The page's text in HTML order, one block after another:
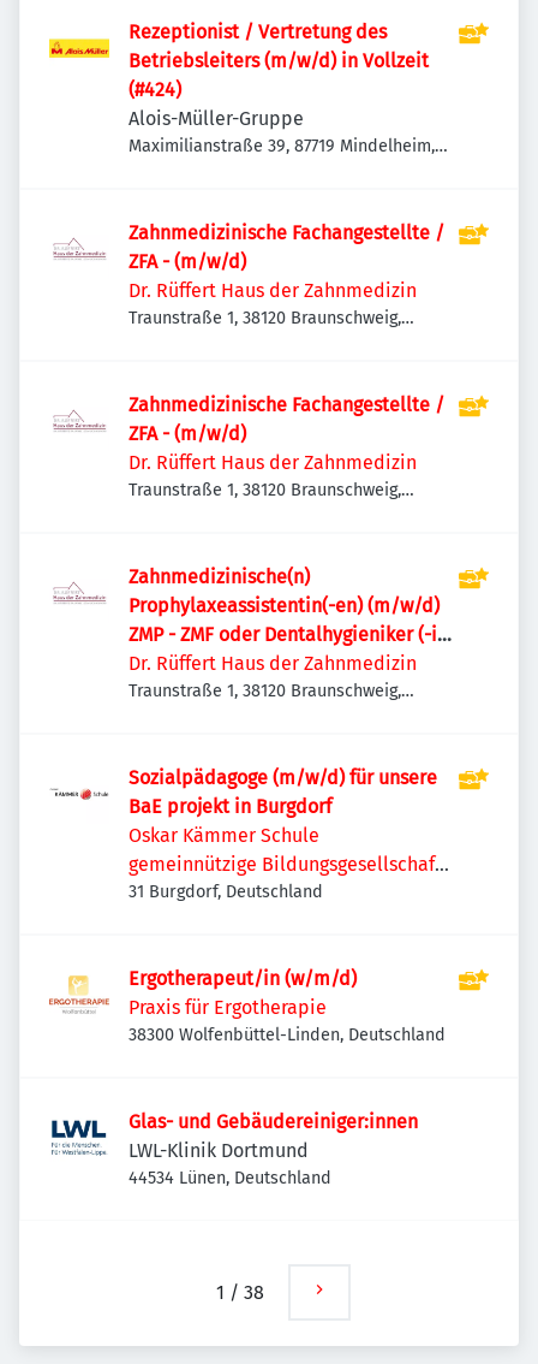
Rezeptionist / Vertretung des
Betriebsleiters (m/w/d) in Vollzeit
(#424)
Alois-Müller-Gruppe
Maximilianstraße 39, 87719 Mindelheim,
Zahnmedizinische Fachangestellte /
ZFA - (m/w/d)
Dr. Rüffert Haus der Zahnmedizin
Traunstraße 1, 38120 Braunschweig,
Zahnmedizinische Fachangestellte /
ZFA - (m/w/d)
Dr. Rüffert Haus der Zahnmedizin
Traunstraße 1, 38120 Braunschweig,
Zahnmedizinische(n)
Prophylaxeassistentin(-en) (m/w/d)
ZMP - ZMF oder Dentalhygieniker (-in)
DH
Dr. Rüffert Haus der Zahnmedizin
Traunstraße 1, 38120 Braunschweig,
Sozialpädagoge (m/w/d) für unsere
BaE projekt in Burgdorf
Oskar Kämmer Schule
gemeinnützige Bildungsgesellschaft
mbH
31 Burgdorf, Deutschland
Ergotherapeut/in (w/m/d)
Praxis für Ergotherapie
38300 Wolfenbüttel-Linden, Deutschland
Glas- und Gebäudereiniger:innen
LWL-Klinik Dortmund
44534 Lünen, Deutschland
1 / 38